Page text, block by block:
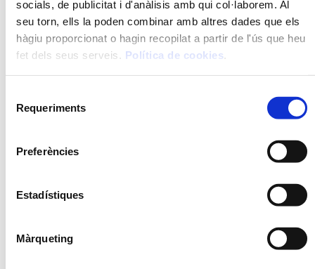
socials, de publicitat i d'anàlisis amb qui col·laborem. Al
seu torn, ells la poden combinar amb altres dades que els
hàgiu proporcionat o hagin recopilat a partir de l'ús que heu
fet dels seus serveis. Política de cookies.
Requeriments
Preferències
Estadístiques
Màrqueting
FORMATS
16 u.